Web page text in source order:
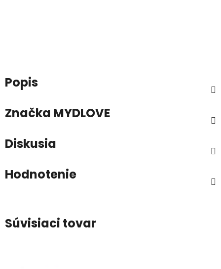
Popis
Značka MYDLOVE
Diskusia
Hodnotenie
Súvisiaci tovar